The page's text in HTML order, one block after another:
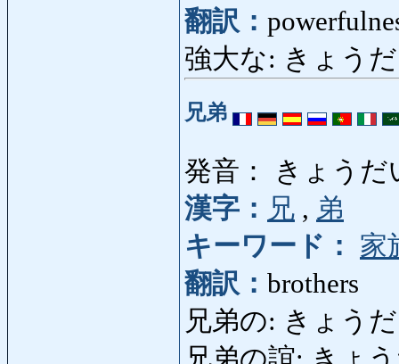
翻訳：
強大な: きょう
兄弟
発音： きょうだ
漢字： 兄 , 弟
キーワード：
家
翻訳： brothers
兄弟の: きょう